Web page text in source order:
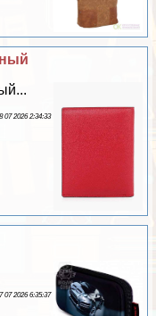
07 2026 2:34:33
07 2026 6:35:37